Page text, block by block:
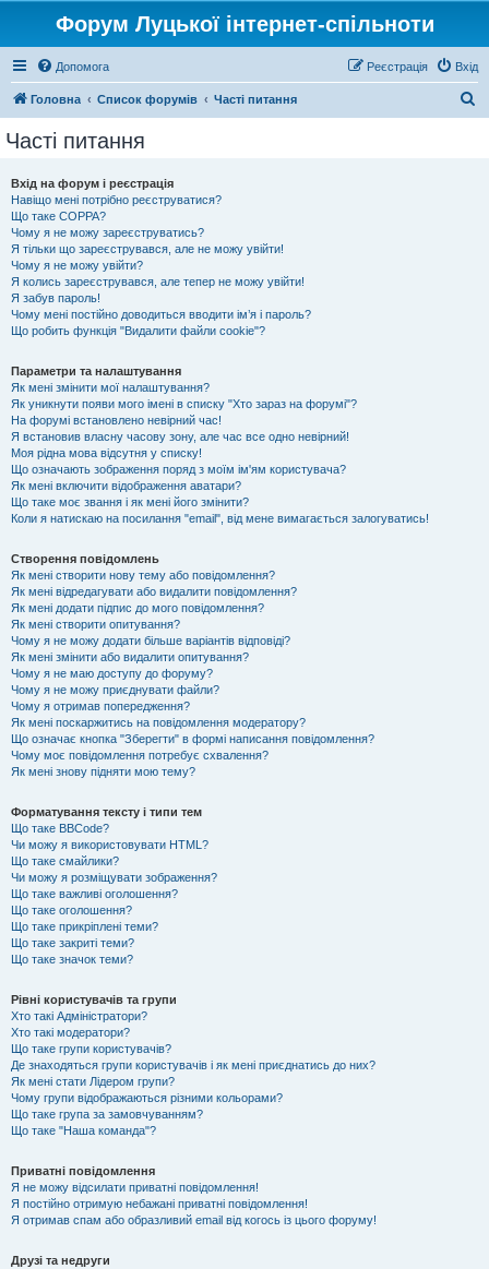
Форум Луцької інтернет-спільноти
Допомога Вхід
Реєстрація
Головна Список форумів Часті питання
Часті питання
Вхід на форум і реєстрація
Навіщо мені потрібно реєструватися?
Що таке COPPA?
Чому я не можу зареєструватись?
Я тільки що зареєструвався, але не можу увійти!
Чому я не можу увійти?
Я колись зареєструвався, але тепер не можу увійти!
Я забув пароль!
Чому мені постійно доводиться вводити ім’я і пароль?
Що робить функція "Видалити файли cookie"?
Параметри та налаштування
Як мені змінити мої налаштування?
Як уникнути появи мого імені в списку "Хто зараз на форумі"?
На форумі встановлено невірний час!
Я встановив власну часову зону, але час все одно невірний!
Моя рідна мова відсутня у списку!
Що означають зображення поряд з моїм ім'ям користувача?
Як мені включити відображення аватари?
Що таке моє звання і як мені його змінити?
Коли я натискаю на посилання "email", від мене вимагається залогуватись!
Створення повідомлень
Як мені створити нову тему або повідомлення?
Як мені відредагувати або видалити повідомлення?
Як мені додати підпис до мого повідомлення?
Як мені створити опитування?
Чому я не можу додати більше варіантів відповіді?
Як мені змінити або видалити опитування?
Чому я не маю доступу до форуму?
Чому я не можу приєднувати файли?
Чому я отримав попередження?
Як мені поскаржитись на повідомлення модератору?
Що означає кнопка "Зберегти" в формі написання повідомлення?
Чому моє повідомлення потребує схвалення?
Як мені знову підняти мою тему?
Форматування тексту і типи тем
Що таке BBCode?
Чи можу я використовувати HTML?
Що таке смайлики?
Чи можу я розміщувати зображення?
Що таке важливі оголошення?
Що таке оголошення?
Що таке прикріплені теми?
Що таке закриті теми?
Що таке значок теми?
Рівні користувачів та групи
Хто такі Адміністратори?
Хто такі модератори?
Що таке групи користувачів?
Де знаходяться групи користувачів і як мені приєднатись до них?
Як мені стати Лідером групи?
Чому групи відображаються різними кольорами?
Що таке група за замовчуванням?
Що таке "Наша команда"?
Приватні повідомлення
Я не можу відсилати приватні повідомлення!
Я постійно отримую небажані приватні повідомлення!
Я отримав спам або образливий email від когось із цього форуму!
Друзі та недруги